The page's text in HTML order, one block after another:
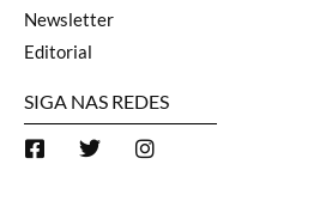
Newsletter
Editorial
SIGA NAS REDES